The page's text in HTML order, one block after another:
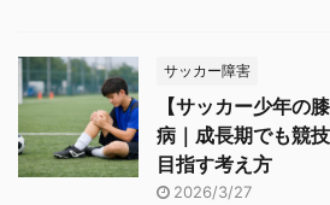
サッカー障害
【サッカー少年の
病｜成長期でも競
目指す考え方
2026/3/27